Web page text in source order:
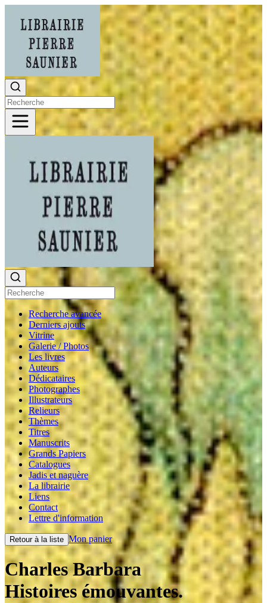
Recherche avancée
Derniers ajouts
Vitrine
Galerie / Photos
Les livres
Auteurs
Dédicataires
Photographes
Illustrateurs
Relieurs
Thèmes
Titres
Manuscrits
Grands Papiers
Catalogues
Jadis et naguère
La librairie
Liens
Contact
Lettre d'information
Retour à la liste Mon panier
Charles Barbara
Histoires émouvantes.